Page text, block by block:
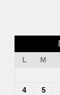
L
M
4
5